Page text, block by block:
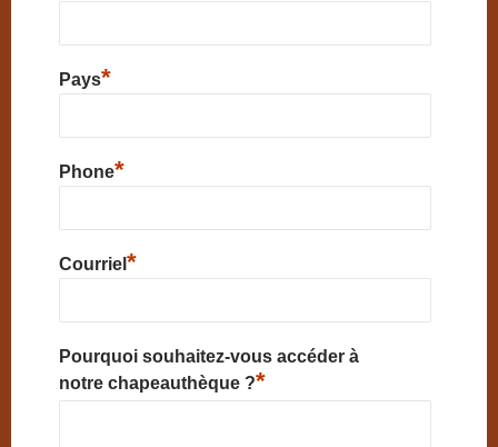
Pays*
Phone*
Courriel *
Pourquoi souhaitez-vous accéder à
notre chapeauthèque ?*